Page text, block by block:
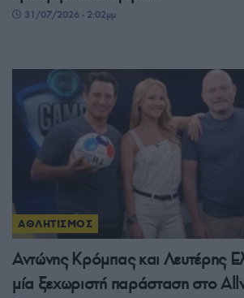
31/07/2026 - 2:02μμ
ΑΘΛΗΤΙΣΜΟΣ
Αντώνης Κρόμπας και Λευτέρης
μία ξεχωριστή παράσταση στο